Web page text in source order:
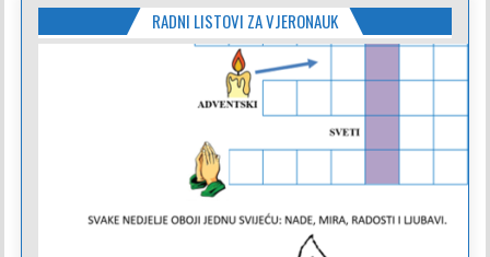
RADNI LISTOVI ZA VJERONAUK